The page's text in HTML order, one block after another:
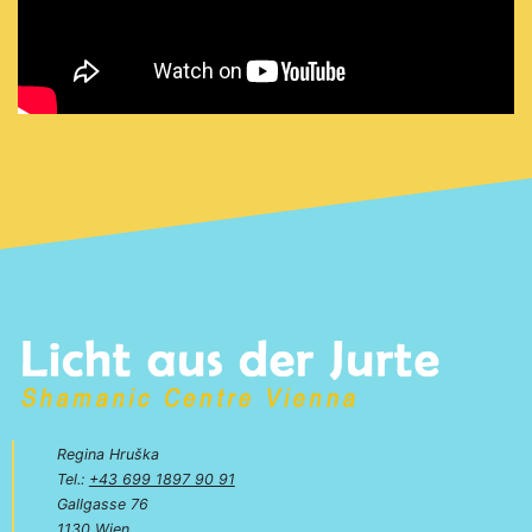
Regina Hruška
Tel.: +43 699 1897 90 91
Gallgasse 76